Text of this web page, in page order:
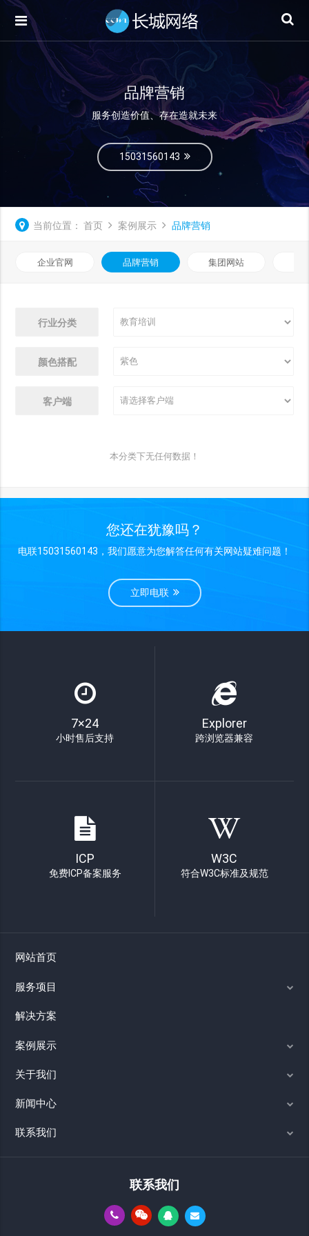
品牌营销
服务创造价值、存在造就未来
15031560143
当前位置： 首页 案例展示 品牌营销
企业官网 品牌营销 集团网站
行业分类
颜色搭配
客户端
本分类下无任何数据！
您还在犹豫吗？
电联15031560143，我们愿意为您解答任何有关网站疑难问题！
立即电联
7×24
小时售后支持
Explorer
跨浏览器兼容
ICP
免费ICP备案服务
W3C
符合W3C标准及规范
网站首页
服务项目
解决方案
案例展示
关于我们
新闻中心
联系我们
联系我们